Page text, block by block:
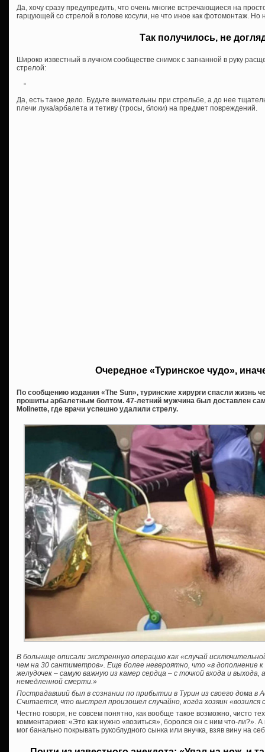
Да, хочу сразу предупредить, что очень многие встречающиеся на
гарцующей со стрелой в голове косули, не что иное как фотомонтаж. Но
Так получилось, не
Широко известный в лучном сообществе снимок с загнанной в руку
стрелой:
Да, есть такое дело. Будьте внимательны при стрельбе, а до нее
плечи лука/арбалета и тетиву (тросы, блоки) на предмет повреждений.
Очередное «Туринское чудо»,
По сообщению издания «The Sun», туринские хирурги спасли жизнь
прошиты арбалетным болтом. 47-летний мужчина был доставлен
Molinette, где врачи успешно удалили стрелу.
В больнице описали экстренную операцию как «случай
чем на 30 сантиметров». Еще более невероятно, что «в дополнение
желудочек – самую важную из камер сердца – с точкой входа и
немедленной смерти.»
Пострадавший был в сознании по прибытии в Турин из своего дома в
Считается, что выстрел произошел случайно, когда хозяин «возился
Честно говоря, не совсем понятно, как вообще такое возможно, чисто
комментариев: «Это как нужно «возиться», боролся он с ним что-ли?».
мог банально покрывать рукоблудного сынка или внучка, взяв вину на